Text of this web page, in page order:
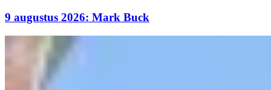
9 augustus 2026: Mark Buck